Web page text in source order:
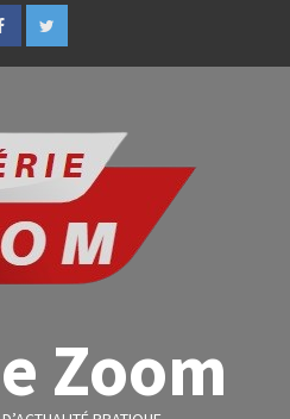
Zoom